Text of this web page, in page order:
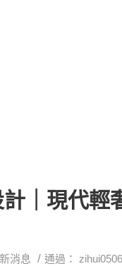
｜現代輕
消息 / 通過： zihui0506